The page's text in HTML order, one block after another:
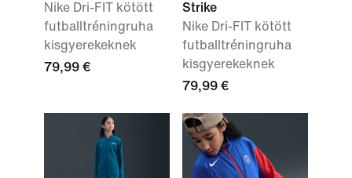
Nike Dri-FIT kötött
futballtréningruha
kisgyerekeknek
79,99 €
Strike
Nike Dri-FIT kötött
futballtréningruha
kisgyerekeknek
79,99 €